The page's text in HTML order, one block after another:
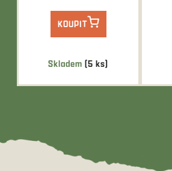
Skladem(5 ks)
KOUPIT